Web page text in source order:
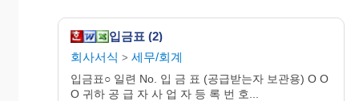
입금표 (2)
회사서식 > 세무/회계
입금표○ 일련 No. 입 금 표 (공급받는자 보관용) O O
O 귀하 공 급 자 사 업 자 등 록 번 호...